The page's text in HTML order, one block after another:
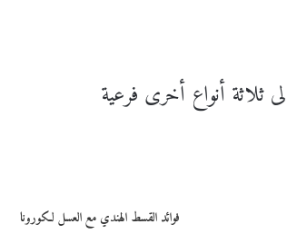
ثلاثة أنواع أخرى فرعية
فوائد القسط الهندي مع العسل لكورونا